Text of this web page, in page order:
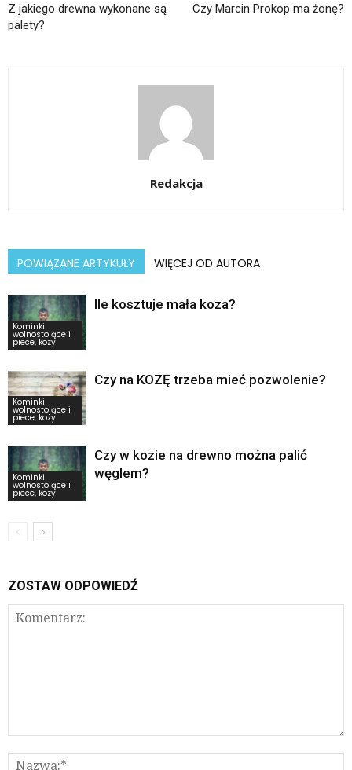
Z jakiego drewna wykonane są
palety?
Czy Marcin Prokop ma żonę?
Redakcja
POWIĄZANE ARTYKUŁY WIĘCEJ OD AUTORA
Kominki
wolnostojące i
piece, kozy
Ile kosztuje mała koza?
Kominki
wolnostojące i
piece, kozy
Czy na KOZĘ trzeba mieć pozwolenie?
Kominki
wolnostojące i
piece, kozy
Czy w kozie na drewno można palić
węglem?
ZOSTAW ODPOWIEDŹ